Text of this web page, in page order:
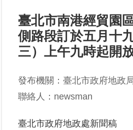
公
告
資
訊
業
務
專
臺北市南港經貿園
側路段訂於五月十
三）上午九時起開
發布機關：臺北市政府地政
聯絡人：newsman
臺北市政府地政處新聞稿